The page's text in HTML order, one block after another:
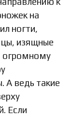
на
ногти,
изящные
огромному
А ведь такие
Если